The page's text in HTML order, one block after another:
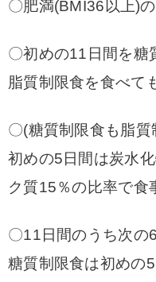
〇肥満(BMI36以上)
〇初めの11日間を糖
脂質制限食を食べて
〇(糖質制限食も 脂質
初めの5日間は炭水
ク質15％の比率で食
〇11日間のうち次の
糖質制限食は初めの